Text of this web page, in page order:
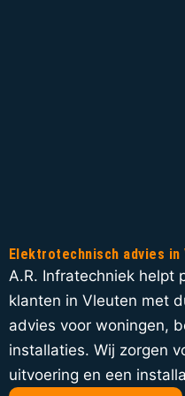
Elektrotechnisch advies in
A.R. Infratechniek helpt
klanten in Vleuten met
advies voor woningen,
installaties. Wij zorgen
uitvoering en een